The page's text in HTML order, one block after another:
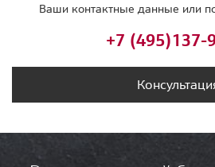
Ваши контактные данные или
+7 (495)137-